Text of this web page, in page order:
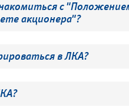
с
акционера"?
в ЛКА?